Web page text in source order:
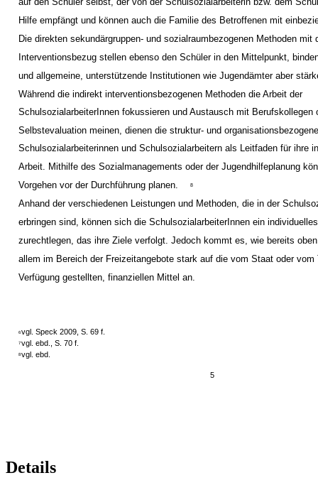
5
Hilfe empfängt und können auch die Familie des Betroffenen mit
Die direkten sekundärgruppen- und sozialraumbezogenen Methoden mit
Interventionsbezug stellen ebenso den Schüler in den Mittelpunkt,
und allgemeine, unterstützende Institutionen wie Jugendämter aber
Während die indirekt interventionsbezogenen Methoden die Arbeit der
SchulsozialarbeiterInnen fokussieren und Austausch mit Berufskollegen
Selbstevaluation meinen, dienen die struktur- und
Schulsozialarbeiterinnen und Schulsozialarbeitern als Leitfaden für ihre
Arbeit. Mithilfe des Sozialmanagements oder der Jugendhilfeplanung
Vorgehen vor der Durchführung planen.
8
Anhand der verschiedenen Leistungen und Methoden, die in der
erbringen sind, können sich die SchulsozialarbeiterInnen ein
zurechtlegen, das ihre Ziele verfolgt. Jedoch kommt es, wie bereits
allem im Bereich der Freizeitangebote stark auf die vom Staat oder vom
Verfügung gestellten, finanziellen Mittel an.
6vgl. Speck 2009, S. 69 f.
7vgl. ebd., S. 70 f.
8vgl. ebd.
Details